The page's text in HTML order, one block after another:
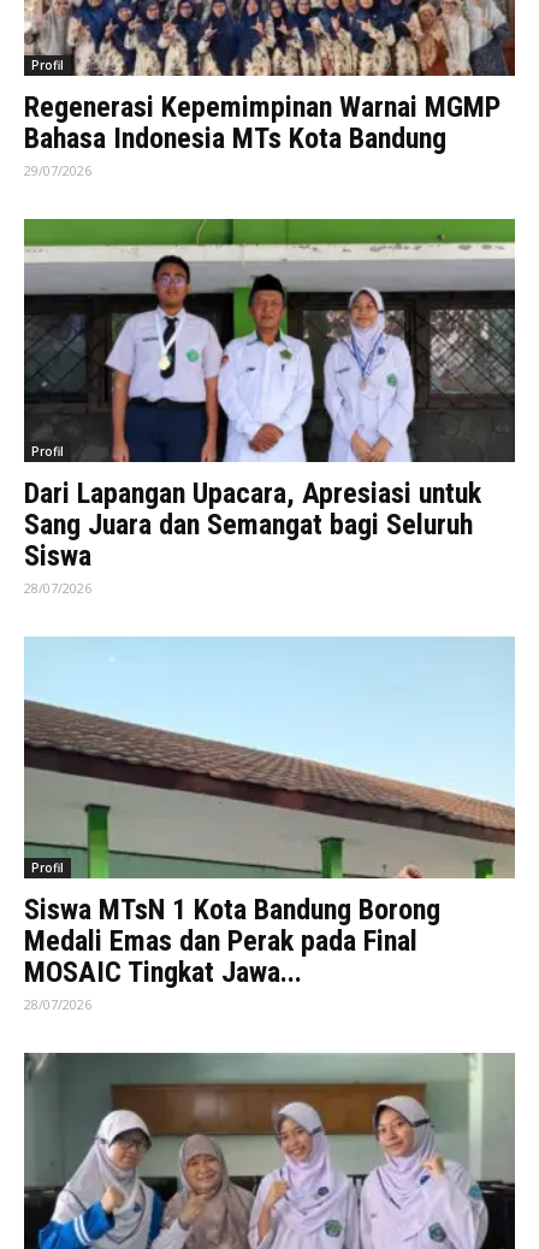
Profil
Regenerasi Kepemimpinan Warnai MGMP
Bahasa Indonesia MTs Kota Bandung
29/07/2026
Profil
Dari Lapangan Upacara, Apresiasi untuk
Sang Juara dan Semangat bagi Seluruh
Siswa
28/07/2026
Profil
Siswa MTsN 1 Kota Bandung Borong
Medali Emas dan Perak pada Final
MOSAIC Tingkat Jawa...
28/07/2026